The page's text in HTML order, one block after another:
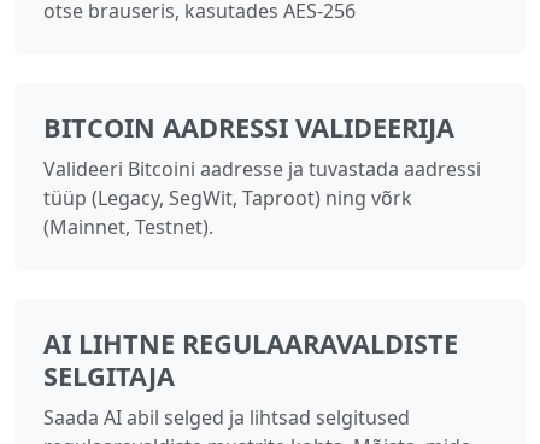
otse brauseris, kasutades AES-256
BITCOIN AADRESSI VALIDEERIJA
Valideeri Bitcoini aadresse ja tuvastada aadressi
tüüp (Legacy, SegWit, Taproot) ning võrk
(Mainnet, Testnet).
AI LIHTNE REGULAARAVALDISTE
SELGITAJA
Saada AI abil selged ja lihtsad selgitused